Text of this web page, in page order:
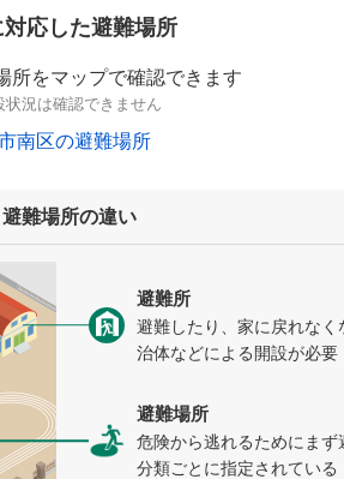
応した避難場所
所をマップで確認できます
況は確認できません
南区の避難場所
難場所の違い
避難所
避難したり、家に戻れな
治体などによる開設が必要
避難場所
危険から逃れるためにま
分類ごとに指定されている